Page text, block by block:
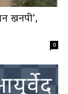
खनपी’,
0